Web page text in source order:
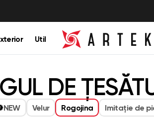
Util
DE
NEW Velur Rogojina Imitaţie de